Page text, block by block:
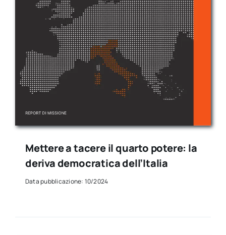
Mettere a tacere il quarto potere: la
deriva democratica dell’Italia
Data pubblicazione: 10/2024